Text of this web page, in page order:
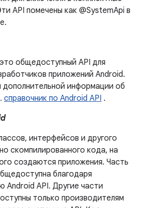
API помечены как @SystemApi в
общедоступный API для
приложений Android.
дополнительной информации об
справочник по Android API .
интерфейсов и другого
скомпилированного кода, на
создаются приложения. Часть
благодаря
Android API. Другие части
только производителям